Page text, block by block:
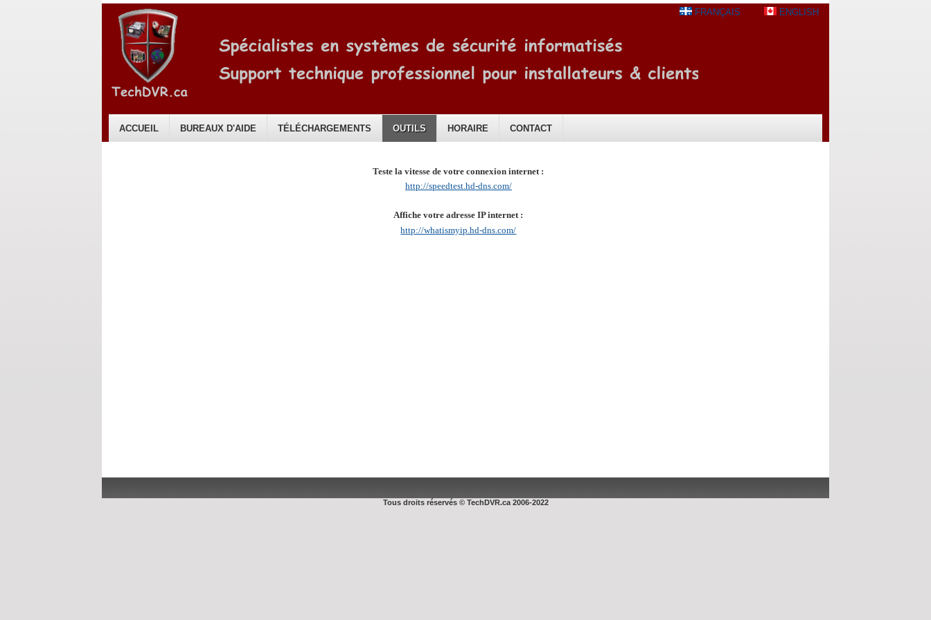
FRANÇAIS ENGLISH
ACCUEIL BUREAUX D'AIDE TÉLÉCHARGEMENTS OUTILS HORAIRE CONTACT
Teste la vitesse de votre connexion internet :
http://speedtest.hd-dns.com/
Affiche votre adresse IP internet :
http://whatismyip.hd-dns.com/
Tous droits réservés © TechDVR.ca 2006-2022